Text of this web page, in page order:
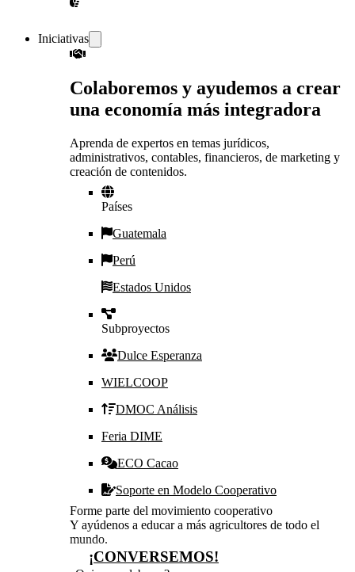
Iniciativas
Colaboremos y ayudemos a crear
una economía más integradora
Aprenda de expertos en temas jurídicos,
administrativos, contables, financieros, de marketing y
creación de contenidos.
Países
Guatemala
Perú
Estados Unidos
Subproyectos
Dulce Esperanza
WIELCOOP
DMOC Análisis
Feria DIME
ECO Cacao
Soporte en Modelo Cooperativo
Forme parte del movimiento cooperativo
Y ayúdenos a educar a más agricultores de todo el
mundo.
¡CONVERSEMOS!